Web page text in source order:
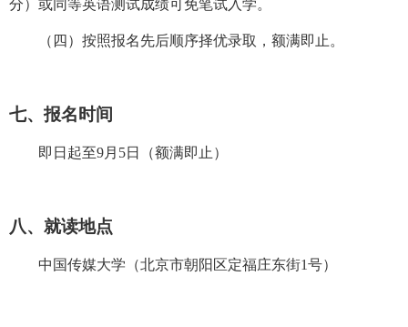
分）或同等英语测试成绩可免笔试入学。
（四） 按照报名先后顺序择优录取，额满即止。
七、报名时间
即日起至9月 5日（额满即止）
八、就读地点
中国传媒大学（北京市朝阳区定福庄东街1号）